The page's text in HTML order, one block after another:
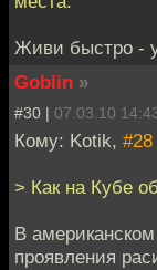
Живи быстро -
Goblin »
#30 | 07.03.10
Кому: Kotik, #28
> Как на Кубе
В
проявления